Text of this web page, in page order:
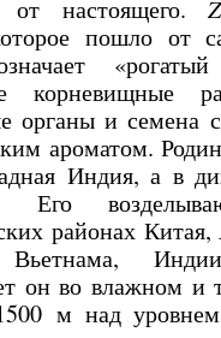
от настоящего.
пошло от
корневищные
органы и семена
ароматом.
Индия, а в
Его
районах
Вьетнама,
он во влажном и
м над